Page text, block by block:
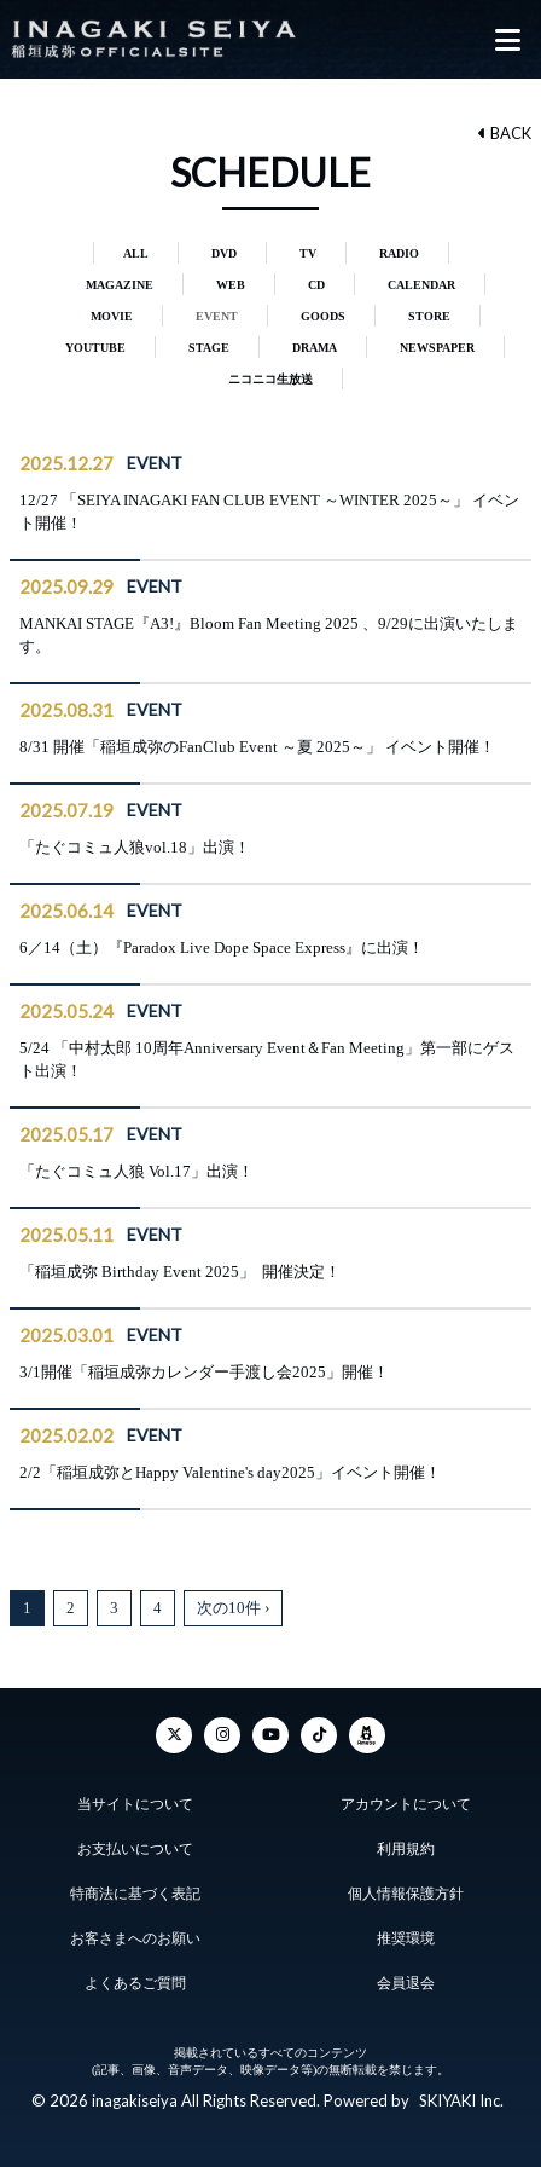
SCHEDULE
BACK
ALL DVD TV RADIO
MAGAZINE WEB CD CALENDAR
MOVIE EVENT GOODS STORE
YOUTUBE STAGE DRAMA NEWSPAPER
ニコニコ生放送
2025.12.27 EVENT
12/27 「SEIYA INAGAKI FAN CLUB EVENT ～WINTER 2025～」 イベン
ト開催！
2025.09.29 EVENT
MANKAI STAGE『A3!』Bloom Fan Meeting 2025 、9/29に出演いたしま
す。
2025.08.31 EVENT
8/31 開催「稲垣成弥のFanClub Event ～夏 2025～」 イベント開催！
2025.07.19 EVENT
「たぐコミュ人狼vol.18」出演！
2025.06.14 EVENT
6／14（土）『Paradox Live Dope Space Express』に出演！
2025.05.24 EVENT
5/24 「中村太郎 10周年Anniversary Event＆Fan Meeting」第一部にゲス
ト出演！
2025.05.17 EVENT
「たぐコミュ人狼 Vol.17」出演！
2025.05.11 EVENT
「稲垣成弥 Birthday Event 2025」 開催決定！
2025.03.01 EVENT
3/1開催「稲垣成弥カレンダー手渡し会2025」開催！
2025.02.02 EVENT
2/2「稲垣成弥とHappy Valentine's day2025」イベント開催！
1 2 3 4 次の10件 ›
当サイトについて アカウントについて
お支払いについて 利用規約
特商法に基づく表記 個人情報保護方針
お客さまへのお願い 推奨環境
よくあるご質問 会員退会
掲載されているすべてのコンテンツ
(記事、画像、音声データ、映像データ等)の無断転載を禁じます。
© 2026 inagakiseiya All Rights Reserved. Powered by SKIYAKI Inc.